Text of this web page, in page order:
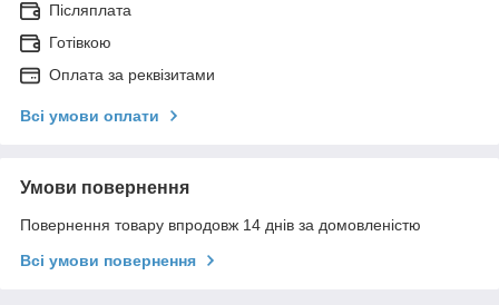
Післяплата
Готівкою
Оплата за реквізитами
Всі умови оплати
Умови повернення
Повернення товару впродовж 14 днів за домовленістю
Всі умови повернення